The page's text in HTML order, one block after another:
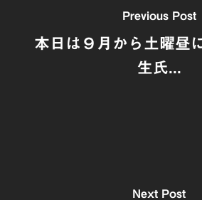
Previous Post
本日は９月から土曜昼
生氏...
Next Post